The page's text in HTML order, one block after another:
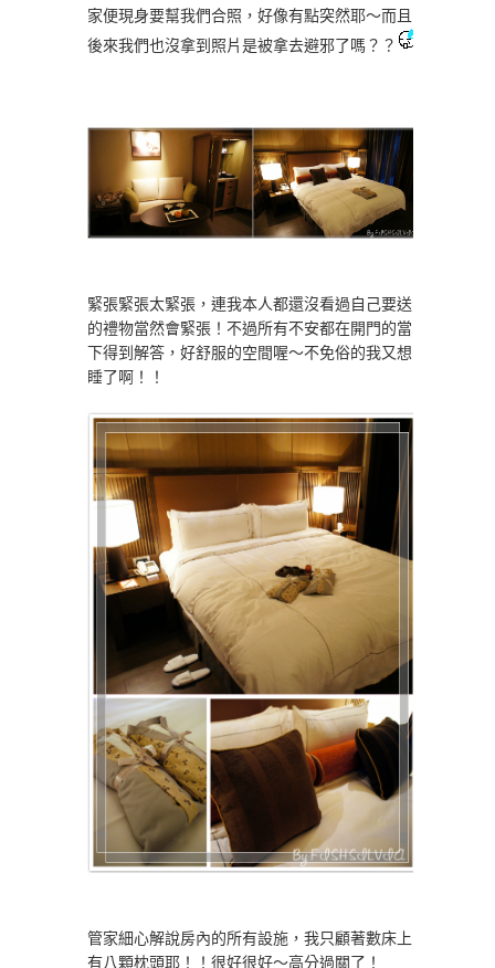
家便現身要幫我們合照，好像有點突然耶～而且
後來我們也沒拿到照片是被拿去避邪了嗎？？
緊張緊張太緊張，連我本人都還沒看過自己要送
的禮物當然會緊張！不過所有不安都在開門的當
下得到解答，好舒服的空間喔～不免俗的我又想
睡了啊！！
管家細心解說房內的所有設施，我只顧著數床上
有八顆枕頭耶！！很好很好～高分過關了！